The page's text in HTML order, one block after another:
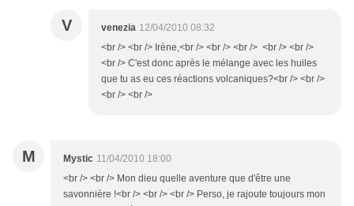
V venezia 12/04/2010 08:32
<br /> <br /> Irène,<br /> <br /> <br /> <br /> <br />
<br /> C'est donc après le mélange avec les huiles
que tu as eu ces réactions volcaniques?<br /> <br />
<br /> <br />
M Mystic 11/04/2010 18:00
<br /> <br /> Mon dieu quelle aventure que d'être une
savonnière !<br /> <br /> <br /> Perso, je rajoute toujours mon